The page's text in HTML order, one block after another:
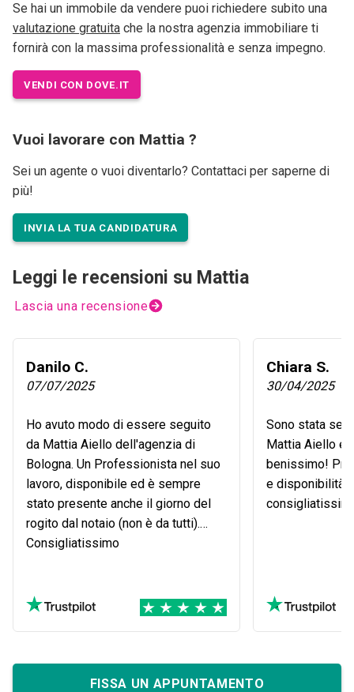
Se hai un immobile da vendere puoi richiedere subito una
valutazione gratuita che la nostra agenzia immobiliare ti
fornirà con la massima professionalità e senza impegno.
VENDI CON DOVE.IT
Vuoi lavorare con Mattia ?
Sei un agente o vuoi diventarlo? Contattaci per saperne di
più!
INVIA LA TUA CANDIDATURA
Leggi le recensioni su Mattia
Lascia una recensione
Danilo C.
07/07/2025
Ho avuto modo di essere seguito
da Mattia Aiello dell'agenzia di
Bologna. Un Professionista nel suo
lavoro, disponibile ed è sempre
stato presente anche il giorno del
rogito dal notaio (non è da tutti).
Consigliatissimo
Chiara S.
30/04/2025
Sono stata
Mattia Aiello e
benissimo!
e disponibilità.
FISSA UN APPUNTAMENTO